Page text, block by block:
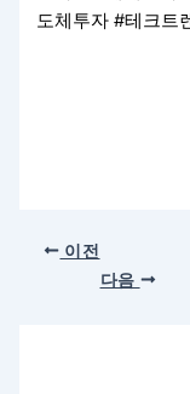
도체투자 #테크트
이전
다음